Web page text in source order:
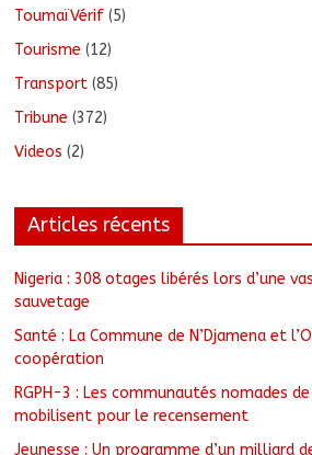
ToumaïVérif (5)
Tourisme (12)
Transport (85)
Tribune (372)
Videos (2)
Articles récents
Nigeria : 308 otages libérés lors d’une
sauvetage
Santé : La Commune de N’Djamena et
coopération
RGPH-3 : Les communautés nomades
mobilisent pour le recensement
Jeunesse : Un programme d’un milliard